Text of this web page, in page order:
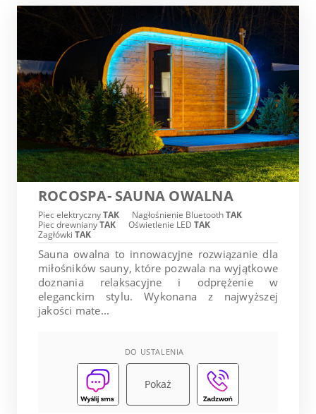
ROCOSPA- SAUNA OWALNA
Piec elektrycznyTAK Nagłośnienie BluetoothTAK
Piec drewnianyTAK Oświetlenie LED TAK
Zagłówki TAK
Sauna owalna to innowacyjne rozwiązanie dla
miłośników sauny, które pozwala na wyjątkowe
doznania relaksacyjne i odprężenie w
eleganckim stylu. Wykonana z najwyższej
jakości mate...
DO USTALENIA
Pokaż